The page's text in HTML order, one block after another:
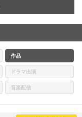
作品
ドラマ出演
音楽配信